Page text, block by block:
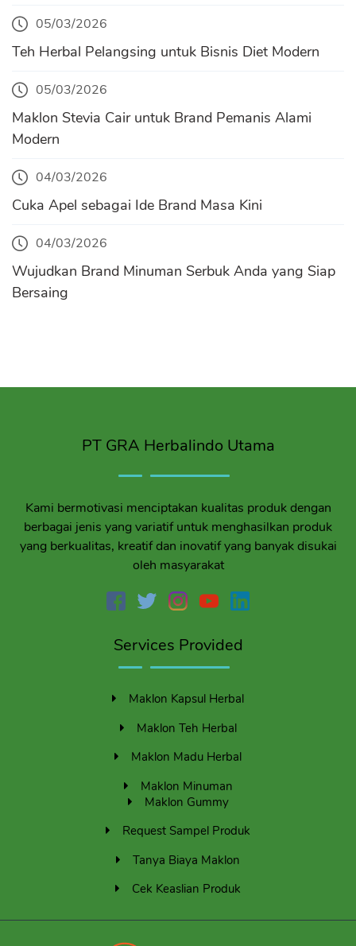
05/03/2026
Teh Herbal Pelangsing untuk Bisnis Diet Modern
05/03/2026
Maklon Stevia Cair untuk Brand Pemanis Alami
Modern
04/03/2026
Cuka Apel sebagai Ide Brand Masa Kini
04/03/2026
Wujudkan Brand Minuman Serbuk Anda yang Siap
Bersaing
PT GRA Herbalindo Utama
Kami bermotivasi menciptakan kualitas produk dengan
berbagai jenis yang variatif untuk menghasilkan produk
yang berkualitas, kreatif dan inovatif yang banyak disukai
oleh masyarakat
Services Provided
Maklon Kapsul Herbal
Maklon Teh Herbal
Maklon Madu Herbal
Maklon Minuman
Maklon Gummy
Request Sampel Produk
Tanya Biaya Maklon
Cek Keaslian Produk